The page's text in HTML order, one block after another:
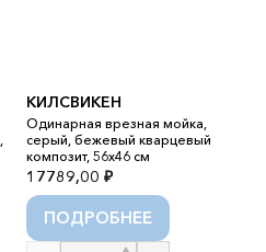
КИЛСВИКЕН
Одинарная врезная мойка,
серый, бежевый кварцевый
композит, 56x46 см
17789,00 ₽
ПОДРОБНЕЕ